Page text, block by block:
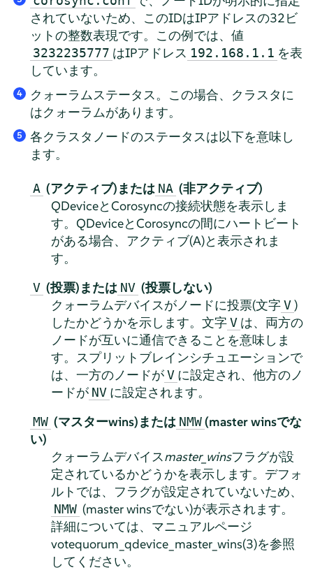
されていないため、このIDはIPアドレスの32ビ
ットの整数表現です。この例では、値
3232235777 はIPアドレス 192.168.1.1 を表
しています。
4
クォーラムステータス。この場合、クラスタに
はクォーラムがあります。
5
各クラスタノードのステータスは以下を意味し
ます。
A (アクティブ)または NA (非アクティブ)
QDeviceとCorosyncの接続状態を表示しま
す。QDeviceとCorosyncの間にハートビート
がある場合、アクティブ(A)と表示されま
す。
V (投票)または NV (投票しない)
クォーラムデバイスがノードに投票(文字 V )
したかどうかを示します。文字 V は、両方の
ノードが互いに通信できることを意味しま
す。スプリットブレインシチュエーションで
は、一方のノードが V に設定され、他方のノ
ードが NV に設定されます。
MW (マスターwins)または NMW (master winsでな
い)
クォーラムデバイスmaster_winsフラグが設
定されているかどうかを表示します。デフォ
ルトでは、フラグが設定されていないため、
NMW (master winsでない)が表示されます。
詳細については、マニュアルページ
votequorum_qdevice_master_wins(3)を参照
してください。